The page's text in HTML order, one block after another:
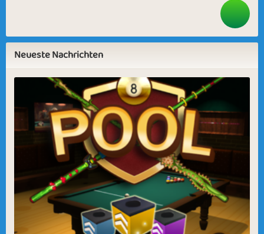
Neueste Nachrichten